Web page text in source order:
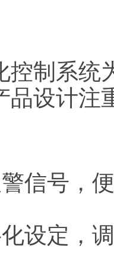
控制系统
品设计注
信号，
设定，